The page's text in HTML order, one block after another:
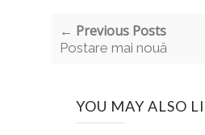
← Previous Posts
Postare mai nouă
YOU MAY ALSO